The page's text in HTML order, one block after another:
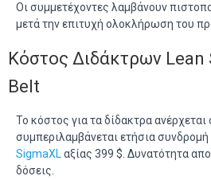
Οι συμμετέχοντες λαμβάνουν
μετά την επιτυχή ολοκλήρωση του
Κόστος Διδάκτρων Lean
Belt
Το κόστος για τα δίδακτρα ανέρχεται
συμπεριλαμβάνεται ετήσια
SigmaXL αξίας 399 $. Δυνατότητα
δόσεις.